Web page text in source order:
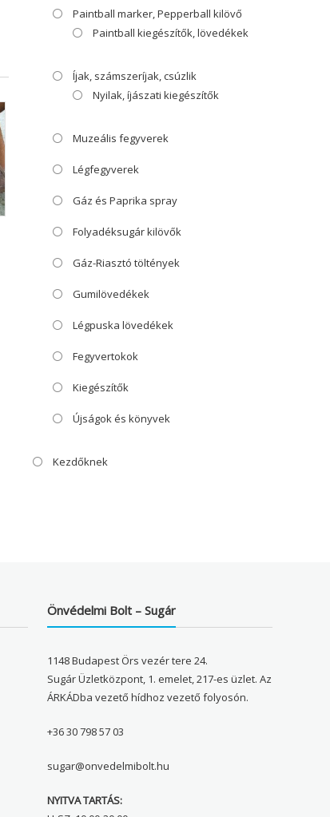
Paintball marker, Pepperball kilövő
Paintball kiegészítők, lövedékek
Íjak, számszeríjak, csúzlik
Nyilak, íjászati kiegészítők
Muzeális fegyverek
Légfegyverek
Gáz és Paprika spray
Folyadéksugár kilövők
Gáz-Riasztó töltények
Gumilövedékek
Légpuska lövedékek
Fegyvertokok
Kiegészítők
Újságok és könyvek
Kezdőknek
Önvédelmi Bolt – Sugár
1148 Budapest Örs vezér tere 24.
Sugár Üzletközpont, 1. emelet, 217-es üzlet. Az
ÁRKÁDba vezető hídhoz vezető folyosón.
+36 30 798 57 03
sugar@onvedelmibolt.hu
NYITVA TARTÁS: